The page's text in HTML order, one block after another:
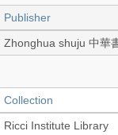
Publisher
Zhonghua shuju 中華
Collection
Ricci Institute Library